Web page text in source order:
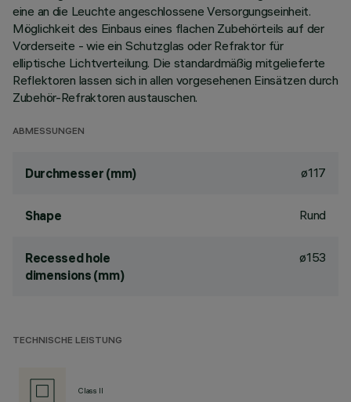
eine an die Leuchte angeschlossene Versorgungseinheit.
Möglichkeit des Einbaus eines flachen Zubehörteils auf der
Vorderseite - wie ein Schutzglas oder Refraktor für
elliptische Lichtverteilung. Die standardmäßig mitgelieferte
Reflektoren lassen sich in allen vorgesehenen Einsätzen durch
Zubehör-Refraktoren austauschen.
ABMESSUNGEN
Durchmesser (mm) ø117
Shape Rund
Recessed hole
dimensions (mm)
ø153
TECHNISCHE LEISTUNG
Class II